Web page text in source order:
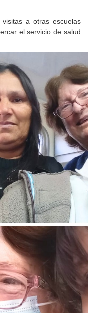
visitas a otras escuelas
el servicio de salud